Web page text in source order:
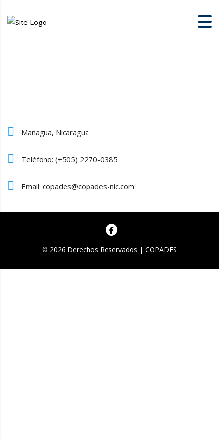
Managua, Nicaragua
Teléfono: (+505) 2270-0385
Email: copades@copades-nic.com
© 2026 Derechos Reservados | COPADES